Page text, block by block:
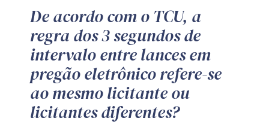
A Zênite
Como publicar conosco
Site da Zênite
Contato
Termos de uso
Política de Privacidade
De acordo com o TCU, a
regra dos 3 segundos de
intervalo entre lances em
pregão eletrônico refere-se
ao mesmo licitante ou
licitantes diferentes?